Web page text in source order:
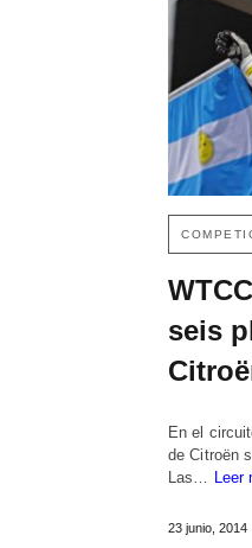
seis
En el
de Citroën
Las…
Leer
23 junio, 2014